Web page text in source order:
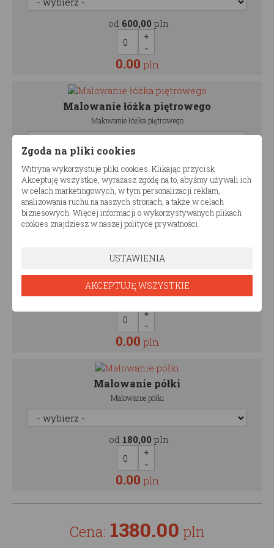
od 600,00 pln
0.00 pln
Malowanie łóżka piętrowego
Malowanie łóżka piętrowego
0.00pln
Malowanie szuflady
0.00 pln
Malowanie półki
Malowanie półki
od 180,00 pln
0.00 pln
Cena: 1380.00 pln
Zgoda na pliki cookies
Witryna wykorzystuje pliki cookies. Klikając przycisk
Akceptuję wszystkie, wyrażasz zgodę na to, abyśmy używali ich
w celach marketingowych, w tym personalizacji reklam,
analizowania ruchu na naszych stronach, a także w celach
biznesowych. Więcej informacji o wykorzystywanych plikach
cookies znajdziesz w naszej polityce prywatności.
USTAWIENIA
AKCEPTUJĘ WSZYSTKIE